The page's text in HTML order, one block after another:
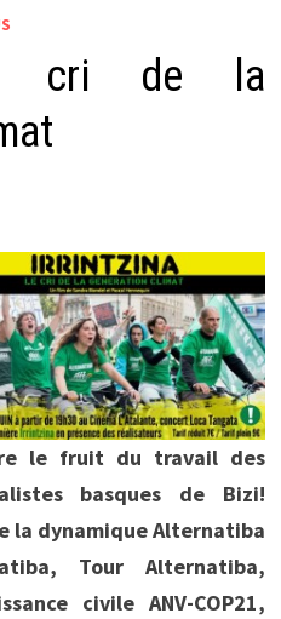
cri de la
le fruit du travail des
basques de Bizi!
la dynamique Alternatiba
Tour Alternatiba,
civile ANV-COP21,